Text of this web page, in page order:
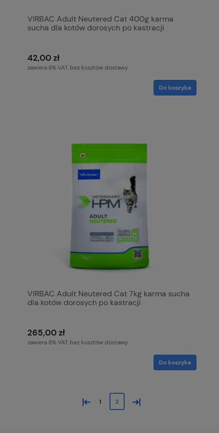
VIRBAC Adult Neutered Cat 400g karma
sucha dla kotów dorosych po kastracji
42,00 zł
zawiera 8% VAT, bez kosztów dostawy
Do koszyka
VIRBAC Adult Neutered Cat 7kg karma sucha
dla kotów dorosych po kastracji
265,00 zł
zawiera 8% VAT, bez kosztów dostawy
Do koszyka
« 1 2 »